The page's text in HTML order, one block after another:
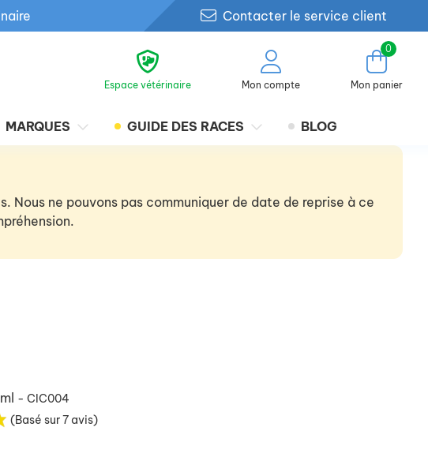
Contacter le service client
Espace vétérinaire Mon compte
0
Mon panier
MARQUES GUIDE DES RACES BLOG
Nous ne pouvons pas communiquer de date de reprise à ce
- CIC004
(Basé sur 7 avis)